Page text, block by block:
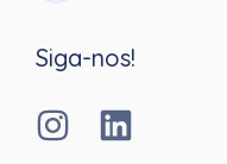
Siga-nos!